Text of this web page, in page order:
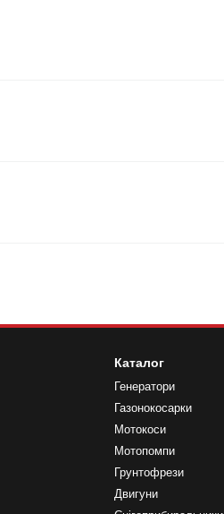
Каталог
Генератори
Газонокосарки
Мотокоси
Мотопомпи
Грунтофрези
Двигуни